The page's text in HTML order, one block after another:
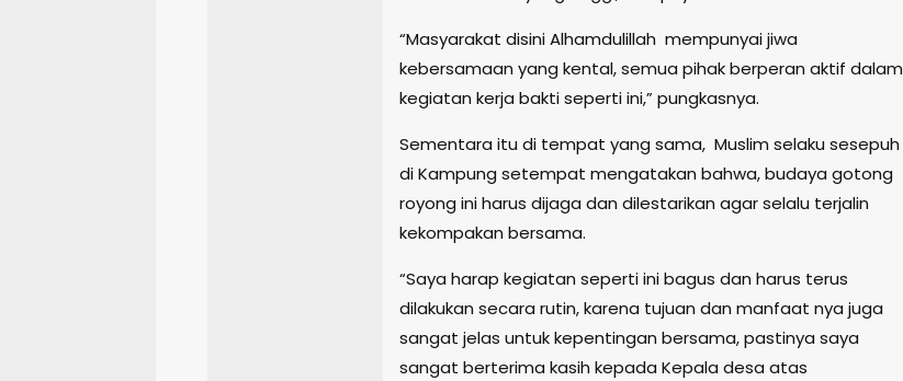
“Masyarakat disini Alhamdulillah mempunyai jiwa
kebersamaan yang kental, semua pihak berperan aktif dalam
kegiatan kerja bakti seperti ini,” pungkasnya.
Sementara itu di tempat yang sama, Muslim selaku sesepuh
di Kampung setempat mengatakan bahwa, budaya gotong
royong ini harus dijaga dan dilestarikan agar selalu terjalin
kekompakan bersama.
“Saya harap kegiatan seperti ini bagus dan harus terus
dilakukan secara rutin, karena tujuan dan manfaat nya juga
sangat jelas untuk kepentingan bersama, pastinya saya
sangat berterima kasih kepada Kepala desa atas